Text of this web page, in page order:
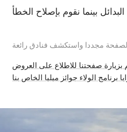
مجددا واستكشف فنادق رائعة
بزيارة صفحتنا للاطلاع على العروض
برنامج الولاء جوائز ميليا الخاص بنا